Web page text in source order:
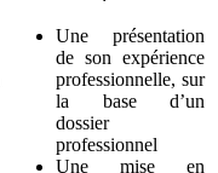
Une présentation
de son expérience
professionnelle, sur
la base d’un
dossier
professionnel
Une mise en